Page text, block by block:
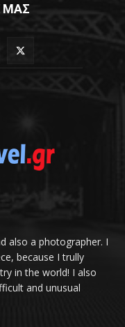
ΜΑΣ
also a photographer. I
because I trully
in the world! I also
and unusual